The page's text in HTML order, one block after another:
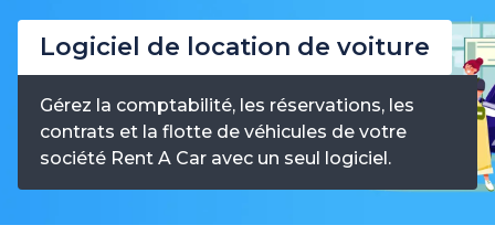
Logiciel de location de voiture
Gérez la comptabilité, les réservations, les
contrats et la flotte de véhicules de votre
société Rent A Car avec un seul logiciel.